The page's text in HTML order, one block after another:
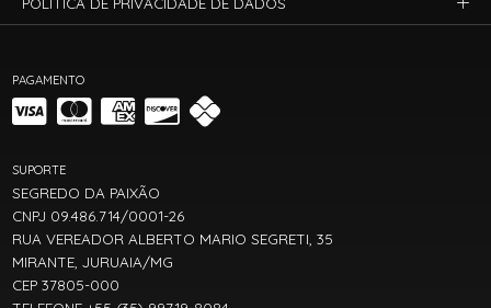
PAGAMENTO
SUPORTE
SEGREDO DA PAIXÃO
CNPJ 09.486.714/0001-26
RUA VEREADOR ALBERTO MARIO SEGRETI, 35
MIRANTE, JURUAIA/MG
CEP 37805-000